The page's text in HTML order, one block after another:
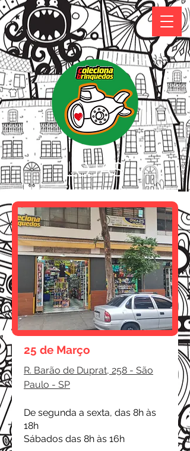
LOJAS
25 de Março
R. Barão de Duprat, 258 - São
Paulo - SP
De segunda a sexta, das 8h às
18h
Sábados das 8h às 16h